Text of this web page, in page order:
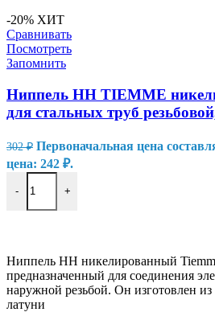
-20% ХИТ
Сравнивать
Посмотреть
Запомнить
Ниппель HH TIEMME
для стальных труб
302₽ Первоначальная цена
цена: 242 ₽.
- +
Ниппель HH никелированный
предназначенный для соединения
наружной резьбой. Он изготовлен из
латуни